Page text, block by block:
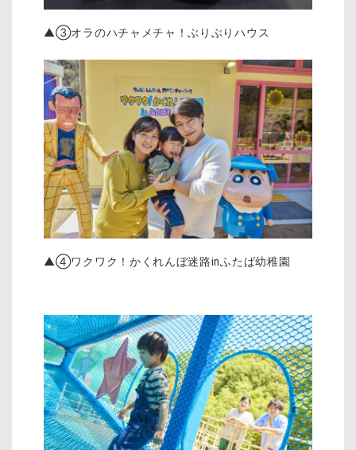
▲③オラのハチャメチャ！ぶりぶりハウス
▲④ワクワク！かくれんぼ迷路inふたば幼稚園